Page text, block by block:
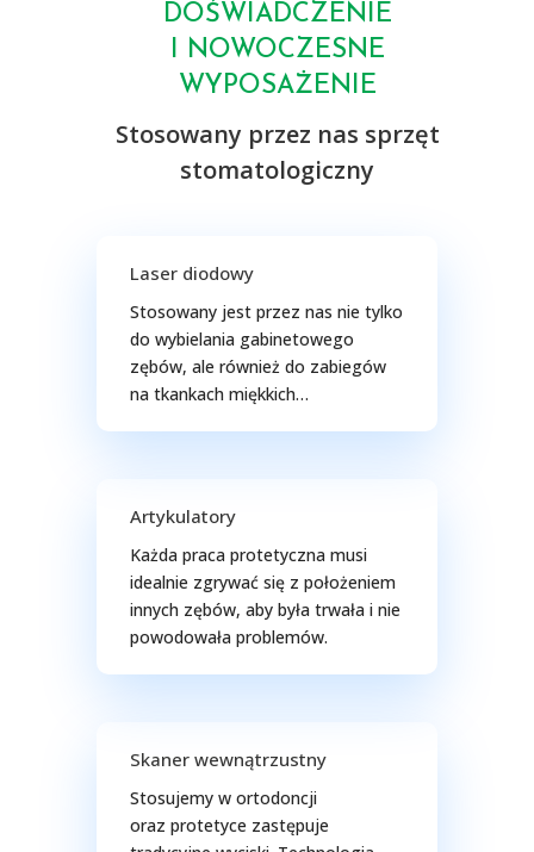
DOŚWIADCZENIE
I NOWOCZESNE
WYPOSAŻENIE
Stosowany przez nas sprzęt
stomatologiczny
Laser diodowy
Stosowany jest przez nas nie tylko
do wybielania gabinetowego
zębów, ale również do zabiegów
na tkankach miękkich…
Artykulatory
Każda praca protetyczna musi
idealnie zgrywać się z położeniem
innych zębów, aby była trwała i nie
powodowała problemów.
Skaner wewnątrzustny
Stosujemy w ortodoncji
oraz protetyce zastępuje